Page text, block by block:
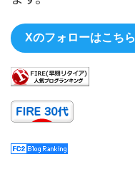
Xのフォローはこちら